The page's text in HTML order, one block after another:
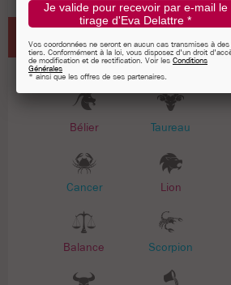
Bélier Taureau
Cancer Lion
Balance Scorpion
Je valide pour recevoir par e-mail le
tirage d'Eva Delattre *
Vos coordonnées ne seront en aucun cas transmises à des
tiers. Conformément à la loi, vous disposez d'un droit
de modification et de rectification. Voir les Conditions
Générales
* ainsi que les offres de ses partenaires.